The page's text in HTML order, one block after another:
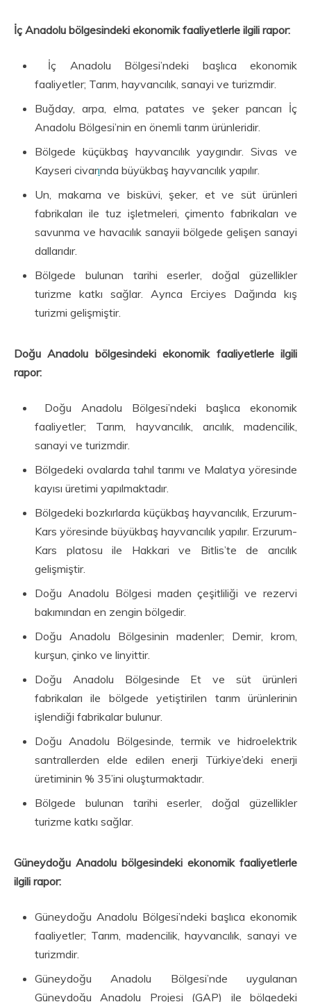
İç Anadolu bölgesindeki ekonomik faaliyetlerle ilgili rapor:
İç Anadolu Bölgesi’ndeki başlıca ekonomik
faaliyetler; Tarım, hayvancılık, sanayi ve turizmdir.
Buğday, arpa, elma, patates ve şeker pancarı İç
Anadolu Bölgesi’nin en önemli tarım ürünleridir.
Bölgede küçükbaş hayvancılık yaygındır. Sivas ve
Kayseri civarında büyükbaş hayvancılık yapılır.
Un, makarna ve bisküvi, şeker, et ve süt ürünleri
fabrikaları ile tuz işletmeleri, çimento fabrikaları ve
savunma ve havacılık sanayii bölgede gelişen sanayi
dallarıdır.
Bölgede bulunan tarihi eserler, doğal güzellikler
turizme katkı sağlar. Ayrıca Erciyes Dağında kış
turizmi gelişmiştir.
Doğu Anadolu bölgesindeki ekonomik faaliyetlerle ilgili
rapor:
Doğu Anadolu Bölgesi’ndeki başlıca ekonomik
faaliyetler; Tarım, hayvancılık, arıcılık, madencilik,
sanayi ve turizmdir.
Bölgedeki ovalarda tahıl tarımı ve Malatya yöresinde
kayısı üretimi yapılmaktadır.
Bölgedeki bozkırlarda küçükbaş hayvancılık, Erzurum-
Kars yöresinde büyükbaş hayvancılık yapılır. Erzurum-
Kars platosu ile Hakkari ve Bitlis’te de arıcılık
gelişmiştir.
Doğu Anadolu Bölgesi maden çeşitliliği ve rezervi
bakımından en zengin bölgedir.
Doğu Anadolu Bölgesinin madenler; Demir, krom,
kurşun, çinko ve linyittir.
Doğu Anadolu Bölgesinde Et ve süt ürünleri
fabrikaları ile bölgede yetiştirilen tarım ürünlerinin
işlendiği fabrikalar bulunur.
Doğu Anadolu Bölgesinde, termik ve hidroelektrik
santrallerden elde edilen enerji Türkiye’deki enerji
üretiminin % 35’ini oluşturmaktadır.
Bölgede bulunan tarihi eserler, doğal güzellikler
turizme katkı sağlar.
Güneydoğu Anadolu bölgesindeki ekonomik faaliyetlerle
ilgili rapor:
Güneydoğu Anadolu Bölgesi’ndeki başlıca ekonomik
faaliyetler; Tarım, madencilik, hayvancılık, sanayi ve
turizmdir.
Güneydoğu Anadolu Bölgesi’nde uygulanan
Güneydoğu Anadolu Projesi (GAP) ile bölgedeki